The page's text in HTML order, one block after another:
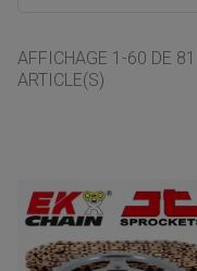
AFFICHAGE 1-60 DE 81
ARTICLE(S)